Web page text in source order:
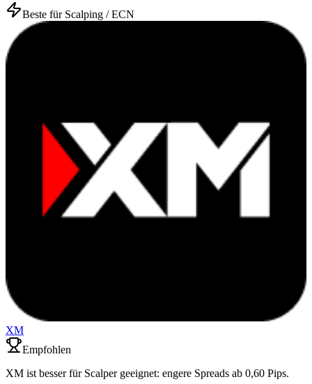
Beste für Scalping / ECN
XM
Empfohlen
XM ist besser für Scalper geeignet: engere Spreads ab 0,60 Pips.